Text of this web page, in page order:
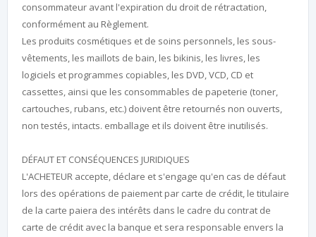
consommateur avant l'expiration du droit de rétractation,
conformément au Règlement.
Les produits cosmétiques et de soins personnels, les sous-
vêtements, les maillots de bain, les bikinis, les livres, les
logiciels et programmes copiables, les DVD, VCD, CD et
cassettes, ainsi que les consommables de papeterie (toner,
cartouches, rubans, etc.) doivent être retournés non ouverts,
non testés, intacts. emballage et ils doivent être inutilisés.
DÉFAUT ET CONSÉQUENCES JURIDIQUES
L'ACHETEUR accepte, déclare et s'engage qu'en cas de défaut
lors des opérations de paiement par carte de crédit, le titulaire
de la carte paiera des intérêts dans le cadre du contrat de
carte de crédit avec la banque et sera responsable envers la